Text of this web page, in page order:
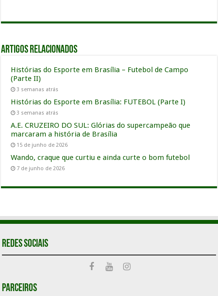
Artigos relacionados
Histórias do Esporte em Brasília – Futebol de Campo
(Parte II)
3 semanas atrás
Histórias do Esporte em Brasília: FUTEBOL (Parte I)
3 semanas atrás
A.E. CRUZEIRO DO SUL: Glórias do supercampeão que
marcaram a história de Brasília
15 de junho de 2026
Wando, craque que curtiu e ainda curte o bom futebol
7 de junho de 2026
Redes Sociais
Parceiros